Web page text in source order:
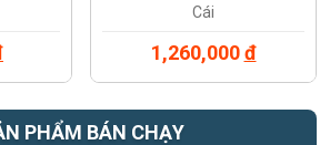
80MM
Cái
1,260,000đ
PHẨM BÁN CHẠY